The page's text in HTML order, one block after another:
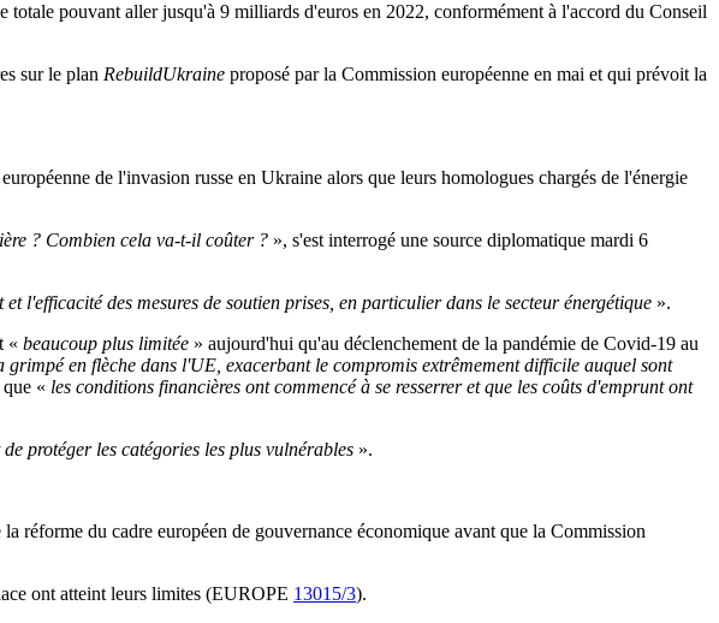
pouvant aller jusqu'à 9 milliards d'euros en 2022, conformément à l'accord du Conseil
sur le plan RebuildUkraine proposé par la Commission européenne en mai et qui prévoit la
de l'invasion russe en Ukraine alors que leurs homologues chargés de l'énergie
? Combien cela va-t-il coûter ? », s'est interrogé une source diplomatique mardi 6
l'efficacité des mesures de soutien prises, en particulier dans le secteur énergétique ».
« beaucoup plus limitée » aujourd'hui qu'au déclenchement de la pandémie de Covid-19 au
en flèche dans l'UE, exacerbant le compromis extrêmement difficile auquel sont
« les conditions financières ont commencé à se resserrer et que les coûts d'emprunt ont
protéger les catégories les plus vulnérables ».
réforme du cadre européen de gouvernance économique avant que la Commission
ont atteint leurs limites (EUROPE 13015/3).